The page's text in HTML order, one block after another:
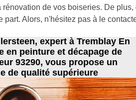
de vos boiseries. De plus,
Alors, n'hésitez pas à le
expert à Tremblay En
en peinture et décapage de
93290, vous propose un
de qualité supérieure